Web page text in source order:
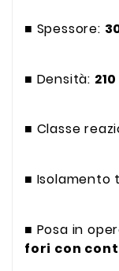
■ Spessore:
■ Densità:
■ Classe
■ Isolamento
■ Posa in
fori con